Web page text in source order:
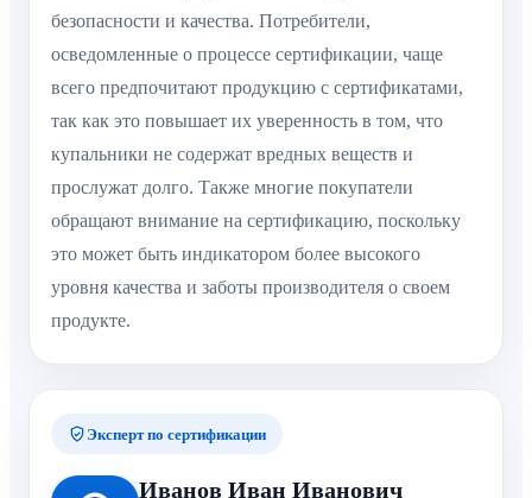
безопасности и качества. Потребители,
осведомленные о процессе сертификации, чаще
всего предпочитают продукцию с сертификатами,
так как это повышает их уверенность в том, что
купальники не содержат вредных веществ и
прослужат долго. Также многие покупатели
обращают внимание на сертификацию, поскольку
это может быть индикатором более высокого
уровня качества и заботы производителя о своем
продукте.
Эксперт по сертификации
Иванов Иван Иванович